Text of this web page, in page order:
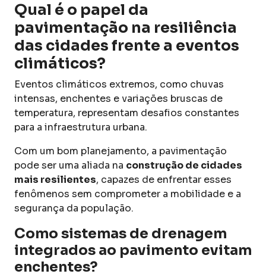
Qual é o papel da
pavimentação na resiliência
das cidades frente a eventos
climáticos?
Eventos climáticos extremos, como chuvas
intensas, enchentes e variações bruscas de
temperatura, representam desafios constantes
para a infraestrutura urbana.
Com um bom planejamento, a pavimentação
pode ser uma aliada na construção de cidades
mais resilientes, capazes de enfrentar esses
fenômenos sem comprometer a mobilidade e a
segurança da população.
Como sistemas de drenagem
integrados ao pavimento evitam
enchentes?